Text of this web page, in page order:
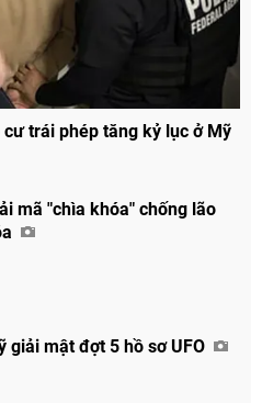
trái phép tăng kỷ lục ở Mỹ
mã "chìa khóa" chống lão
giải mật đợt 5 hồ sơ UFO